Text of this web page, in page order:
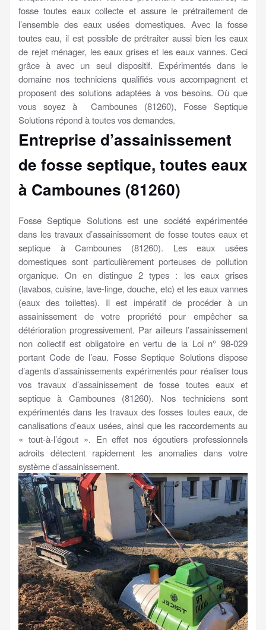
fosse toutes eaux collecte et assure le prétraitement de
l’ensemble des eaux usées domestiques. Avec la fosse
toutes eau, il est possible de prétraiter aussi bien les eaux
de rejet ménager, les eaux grises et les eaux vannes. Ceci
grâce à avec un seul dispositif. Expérimentés dans le
domaine nos techniciens qualifiés vous accompagnent et
proposent des solutions adaptées à vos besoins. Où que
vous soyez à Cambounes (81260), Fosse Septique
Solutions répond à toutes vos demandes.
Entreprise d’assainissement
de fosse septique, toutes eaux
à Cambounes (81260)
Fosse Septique Solutions est une société expérimentée
dans les travaux d’assainissement de fosse toutes eaux et
septique à Cambounes (81260). Les eaux usées
domestiques sont particulièrement porteuses de pollution
organique. On en distingue 2 types : les eaux grises
(lavabos, cuisine, lave-linge, douche, etc) et les eaux vannes
(eaux des toilettes). Il est impératif de procéder à un
assainissement de votre propriété pour empêcher sa
détérioration progressivement. Par ailleurs l’assainissement
non collectif est obligatoire en vertu de la Loi n° 98-029
portant Code de l’eau. Fosse Septique Solutions dispose
d’agents d’assainissements expérimentés pour réaliser tous
vos travaux d’assainissement de fosse toutes eaux et
septique à Cambounes (81260). Nos techniciens sont
expérimentés dans les travaux des fosses toutes eaux, de
canalisations d’eaux usées, ainsi que les raccordements au
« tout-à-l’égout ». En effet nos égoutiers professionnels
adroits détectent rapidement les anomalies dans votre
système d’assainissement.